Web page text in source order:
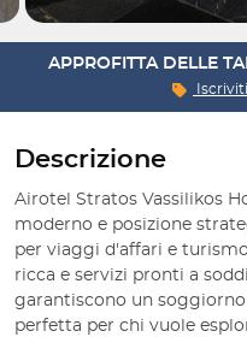
APPROFITTA DELLE
Descrizione
Airotel Stratos Vassilikos
moderno e posizione
per viaggi d'affari e
ricca e servizi pronti a
garantiscono un
perfetta per chi vuole